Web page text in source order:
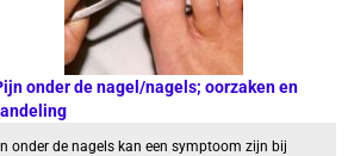
onder de nagel/nagels; oorzaken en
onder de nagels kan een symptoom zijn bij